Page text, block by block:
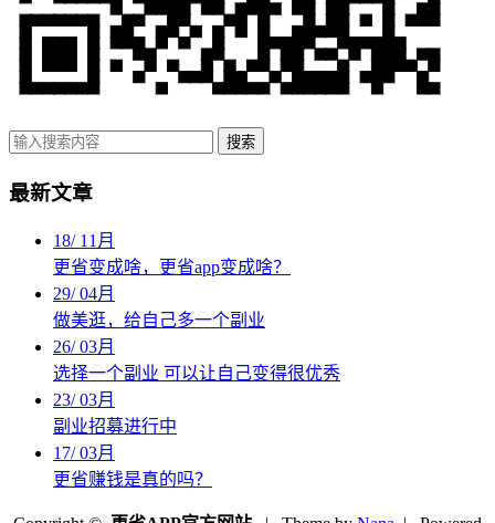
搜索
最新文章
18/ 11月
更省变成啥，更省app变成啥？
29/04月
做美逛，给自己多一个副业
26/03月
选择一个副业 可以让自己变得很优秀
23/03月
副业招募进行中
17/03月
更省赚钱是真的吗？